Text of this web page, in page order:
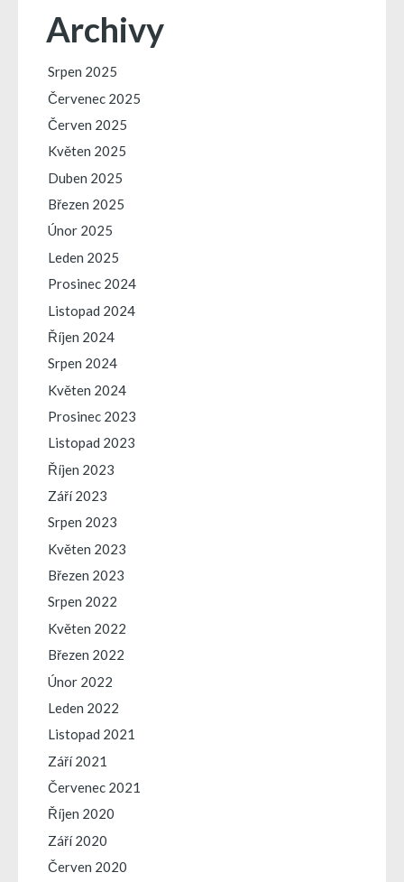
Archivy
Srpen 2025
Červenec 2025
Červen 2025
Květen 2025
Duben 2025
Březen 2025
Únor 2025
Leden 2025
Prosinec 2024
Listopad 2024
Říjen 2024
Srpen 2024
Květen 2024
Prosinec 2023
Listopad 2023
Říjen 2023
Září 2023
Srpen 2023
Květen 2023
Březen 2023
Srpen 2022
Květen 2022
Březen 2022
Únor 2022
Leden 2022
Listopad 2021
Září 2021
Červenec 2021
Říjen 2020
Září 2020
Červen 2020